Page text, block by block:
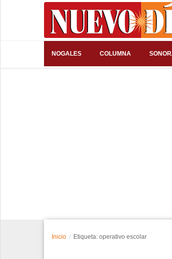
NOGALES COLUMNA
Inicio Etiqueta: operativo escolar